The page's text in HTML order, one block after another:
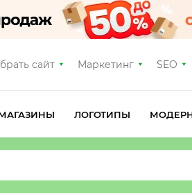
сайт Маркетинг SEO
ЛОГОТИПЫ